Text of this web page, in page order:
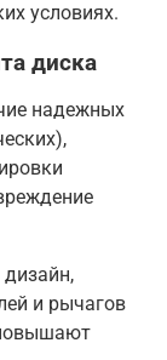
условиях.
диска
надежных
и рычагов